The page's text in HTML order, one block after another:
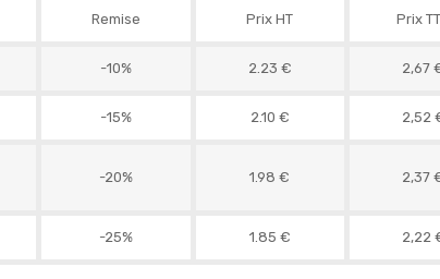
Remise Prix HT Prix
-10% 2.23 € 2,67
-15% 2.10 € 2,52
-20% 1.98 € 2,37
-25% 1.85 € 2,22